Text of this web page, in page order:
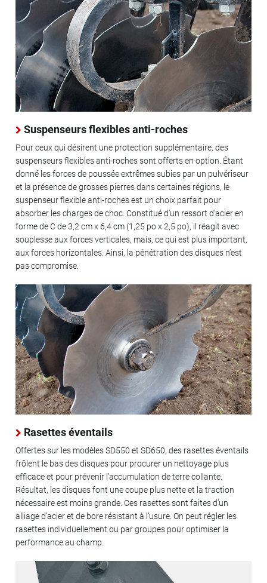
Suspenseurs flexibles anti-roches
Pour ceux qui désirent une protection supplémentaire, des
suspenseurs flexibles anti-roches sont offerts en option. Étant
donné les forces de poussée extrêmes subies par un pulvériseur
et la présence de grosses pierres dans certaines régions, le
suspenseur flexible anti-roches est un choix parfait pour
absorber les charges de choc. Constitué d’un ressort d’acier en
forme de C de 3,2 cm x 6,4 cm (1,25 po x 2,5 po), il réagit avec
souplesse aux forces verticales, mais, ce qui est plus important,
aux forces horizontales. Ainsi, la pénétration des disques n’est
pas compromise.
Rasettes éventails
Offertes sur les modèles SD550 et SD650, des rasettes éventails
frôlent le bas des disques pour procurer un nettoyage plus
efficace et pour prévenir l’accumulation de terre collante.
Résultat, les disques font une coupe plus nette et la traction
nécessaire est moins grande. Ces rasettes sont faites d’un
alliage d’acier et de bore résistant à l’usure. On peut régler les
rasettes individuellement ou par groupes pour optimiser la
performance au champ.